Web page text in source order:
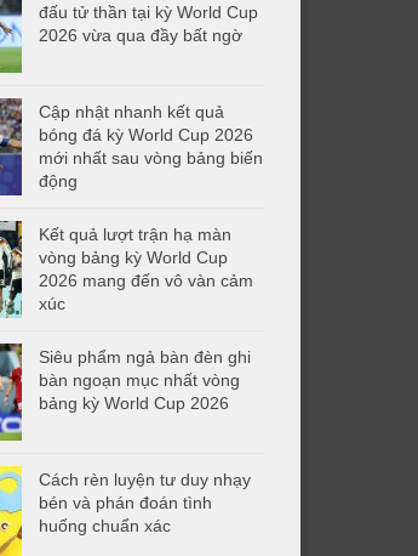
đấu tử thần tại kỳ World Cup
2026 vừa qua đầy bất ngờ
Cập nhật nhanh kết quả
bóng đá kỳ World Cup 2026
mới nhất sau vòng bảng biến
động
Kết quả lượt trận hạ màn
vòng bảng kỳ World Cup
2026 mang đến vô vàn cảm
xúc
Siêu phẩm ngả bàn đèn ghi
bàn ngoạn mục nhất vòng
bảng kỳ World Cup 2026
Cách rèn luyện tư duy nhạy
bén và phán đoán tình
huống chuẩn xác